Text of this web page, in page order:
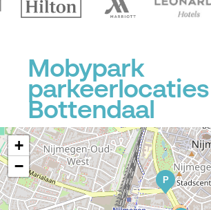
Mobypark
Bottendaal
P
+
−